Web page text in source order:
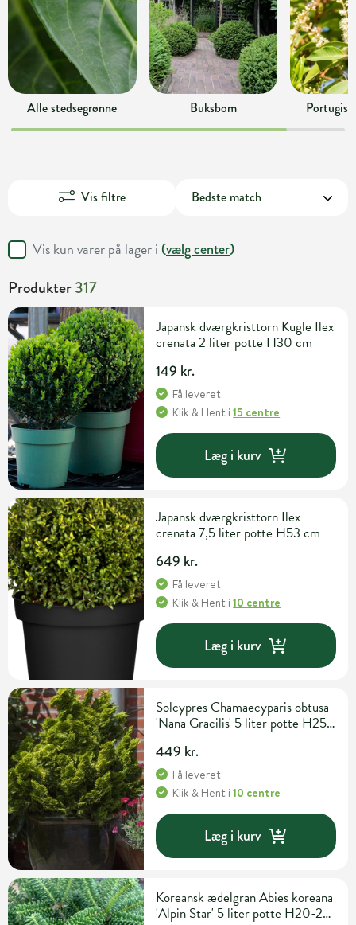
Alle stedsegrønne Buksbom
Vis filtre
Vis kun varer på lager i (vælg center)
Produkter317
Japansk dværgkristtorn Kugle Ilex
crenata 2 liter potte H30 cm
149 kr.
Få leveret
Klik & Hent i15 centre
Læg i kurv
Japansk dværgkristtorn Ilex
crenata 7,5 liter potte H53 cm
649 kr.
Få leveret
Klik & Hent i10 centre
Læg i kurv
Solcypres Chamaecyparis obtusa
'Nana Gracilis' 5 liter potte H25-
449 kr.
Få leveret
Klik & Hent i10 centre
Læg i kurv
Koreansk ædelgran Abies koreana
'Alpin Star' 5 liter potte H20-25